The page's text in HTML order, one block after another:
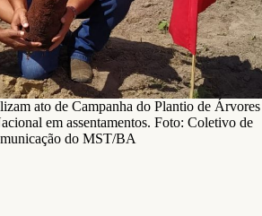
ato de Campanha do Plantio de Árvores
em assentamentos. Foto: Coletivo de
do MST/BA